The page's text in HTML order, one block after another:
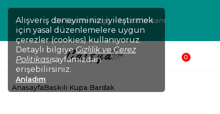
Alışveriş deneyiminizi iyileştirmek
için yasal düzenlemelere uygun
çerezler (cookies) kullanıyoruz.
Detaylı bilgiye Gizlilik ve Çerez
Politikasısayfamızdan
erişebilirsiniz.
Anladım
24 Saatte Kargo - Taksit İmkanı
0
AnasayfaBaskılı Kupa Bardak